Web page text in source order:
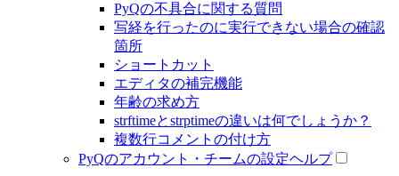
PyQの不具合に関する質問
写経を行ったのに実行できない場合の確認
箇所
ショートカット
エディタの補完機能
年齢の求め方
strftimeとstrptimeの違いは何でしょうか？
複数行コメントの付け方
PyQのアカウント・チームの設定ヘルプ